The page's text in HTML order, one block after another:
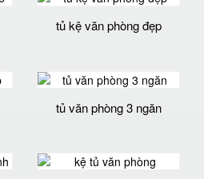
tủ kệ văn phòng đẹp
tủ văn phòng 3 ngăn